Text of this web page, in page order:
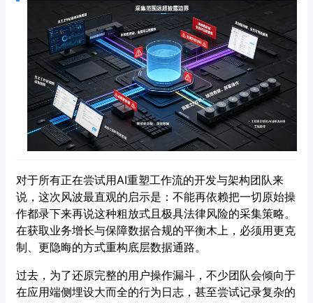
对于所有正在尝试用AI重塑工作流的开发与架构团队来
说，这次风波最直观的启示是：不能再依赖把一切原始操
作都录下来再说这种粗放式且极具法律风险的采集策略。
在获取业务增长与保障数据合规的平衡木上，必须用更克
制、更隐晦的方式重构底层数据通路。
过去，为了还原完整的用户操作漏斗，不少团队会倾向于
在应用端侧埋设大而全的行为日志，甚至尝试记录复杂的